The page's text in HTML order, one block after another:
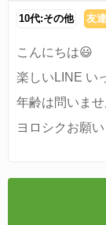
10代:その他 友
こんにちは😃
楽しいLINE い
年齢は問いませ
ヨロシクお願